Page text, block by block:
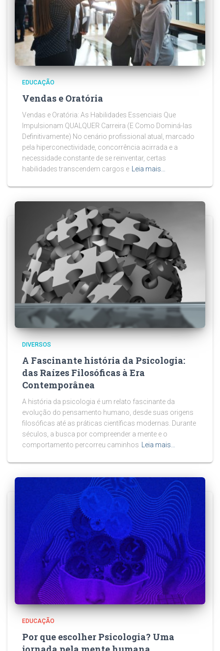
EDUCAÇÃO
Vendas e Oratória
Vendas e Oratória: As Habilidades Essenciais Que
Impulsionam QUALQUER Carreira (E Como Dominá-las
Definitivamente) No cenário profissional atual, marcado
pela hiperconectividade, concorrência acirrada e a
necessidade constante de se reinventar, certas
habilidades transcendem cargos e
Leia mais…
DIVERSOS
A Fascinante história da Psicologia:
das Raízes Filosóficas à Era
Contemporânea
A história da psicologia é um relato fascinante da
evolução do pensamento humano, desde suas origens
filosóficas até as práticas científicas modernas. Durante
séculos, a busca por compreender a mente e o
comportamento percorreu caminhos Leia mais…
EDUCAÇÃO
Por que escolher Psicologia? Uma